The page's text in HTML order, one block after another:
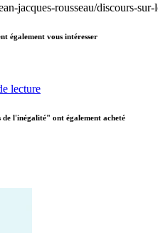
jacques-rousseau/discours-
également vous intéresser
lecture
l'inégalité" ont également acheté